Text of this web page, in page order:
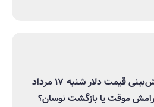
پیش‌بینی قیمت دلار شنبه ۱۷ مرداد
موقت یا بازگشت نوسان؟